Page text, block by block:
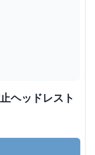
ヘッドレスト